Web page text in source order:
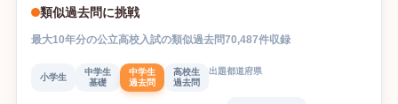
類似過去問に挑戦
最大10年分の公立高校入試の類似過去問70,487件収録
小学生
中学生
基礎
中学生
過去問
高校生
過去問
出題都道府県